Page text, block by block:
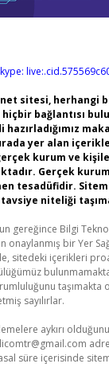
sitesi, herhangi
bağlantısı
hazırladığımız
yer alan
kurum ve
Gerçek
tesadüfidir.
niteliği
gereğince Bilgi
onaylanmış bir Yer
sitedeki içerikleri
taşımakta
sayılırlar.
aykırı
süre içerisinde